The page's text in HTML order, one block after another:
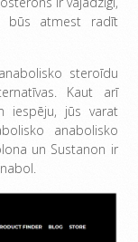
būs atmest radīt
steroīdu
Kaut arī
iespēju, jūs varat
anabolisko
un Sustanon ir